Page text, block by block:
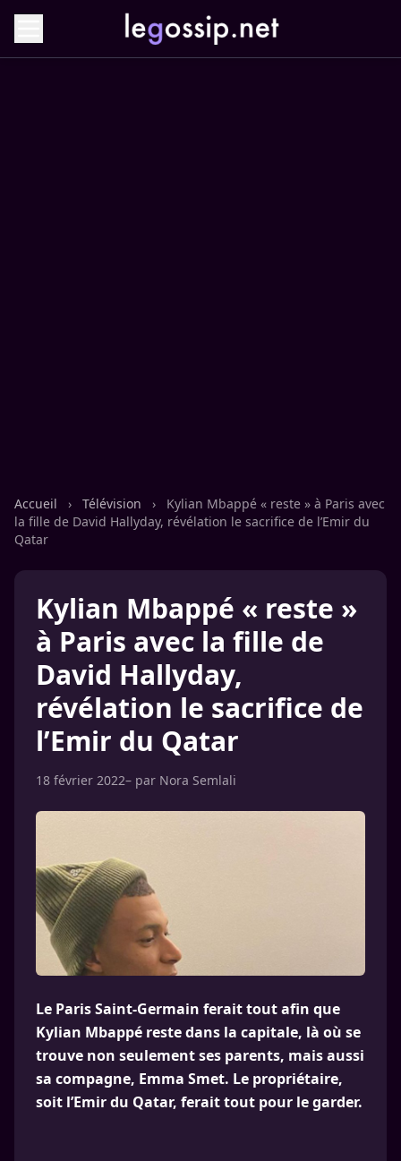
Accueil › Télévision ›
Kylian Mbappé « reste » à Paris avec
la fille de David Hallyday, révélation le sacrifice de l’Emir du
Qatar
Kylian Mbappé « reste »
à Paris avec la fille de
David Hallyday,
révélation le sacrifice de
l’Emir du Qatar
18 février 2022– par Nora Semlali
Le Paris Saint-Germain ferait tout afin que
Kylian Mbappé reste dans la capitale, là où se
trouve non seulement ses parents, mais aussi
sa compagne, Emma Smet. Le propriétaire,
soit l’Emir du Qatar, ferait tout pour le garder.